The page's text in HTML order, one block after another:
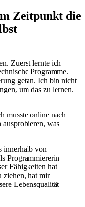
Zeitpunkt die
Zuerst lernte ich
Programme.
getan. Ich bin nicht
um das zu lernen.
musste online nach
ausprobieren, was
innerhalb von
Programmiererin
Fähigkeiten hat
ziehen, hat mir
Lebensqualität